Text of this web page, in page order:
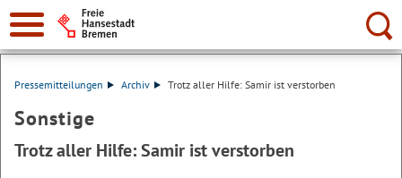
Suche:
Pressemitteilungen Archiv Trotz aller Hilfe: Samir ist verstorben
Sonstige
Trotz aller Hilfe: Samir ist verstorben